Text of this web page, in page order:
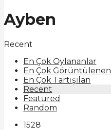
Ayben
Recent
En Çok Oylananlar
En Çok Görüntülenen
En Çok Tartışılan
Recent
Featured
Random
1528